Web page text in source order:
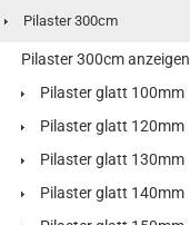
Pilaster 300cm
Pilaster 300cm anzeigen
Pilaster glatt 100mm
Pilaster glatt 120mm
Pilaster glatt 130mm
Pilaster glatt 140mm